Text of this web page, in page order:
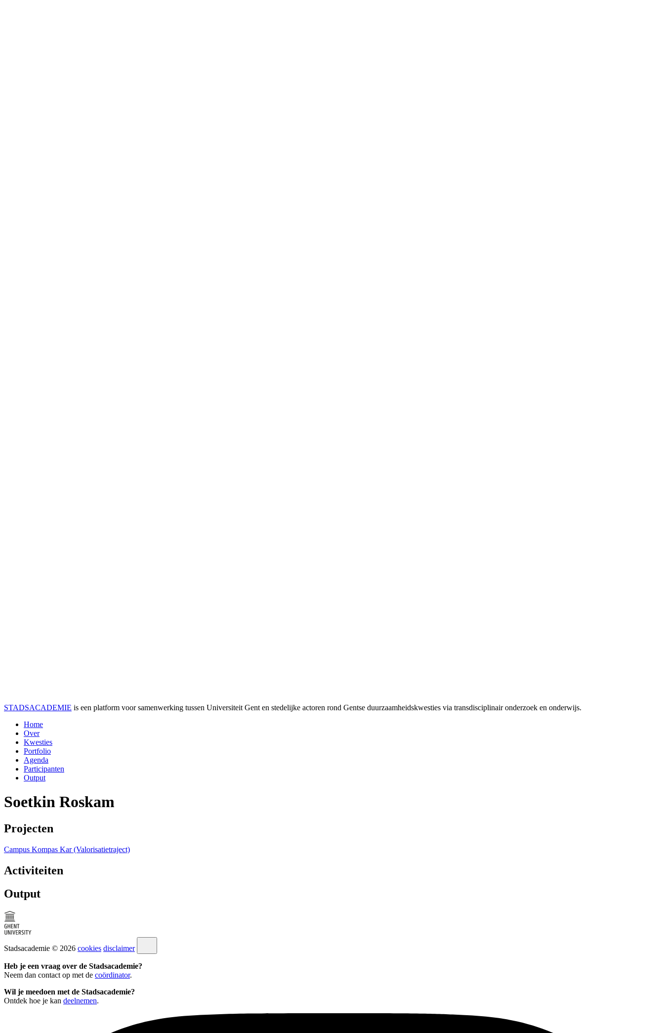
STADSACADEMIE is een platform voor samenwerking tussen Universiteit Gent en stedelijke actoren rond Gentse duurzaamheids­kwesties via transdisciplinair onderzoek en onderwijs.
Home
Over
Kwesties
Portfolio
Agenda
Participanten
Output
Soetkin Roskam
Projecten
Campus Kompas Kar (Valorisatietraject)
Activiteiten
Output
Stadsacademie © 2026 cookies disclaimer
Heb je een vraag over de Stadsacademie?
Neem dan contact op met de coördinator.
Wil je meedoen met de Stadsacademie?
Ontdek hoe je kan deelnemen.